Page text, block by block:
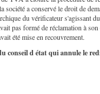
société a conservé le droit de
du vérificateur s'agissant
pas formé de réclamation à
été mise en recouvrement.
conseil d état qui annule le